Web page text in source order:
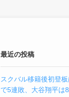
最近の投稿
スクバル移籍後初登
で5連敗、大谷翔平は